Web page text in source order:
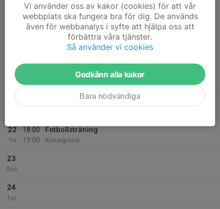
Sön
v.17
22
Tis
18:00
19:00
Fotbollsträning
Konstgräset
23
Ons
24
Tor
Vi använder oss av kakor (cookies) för att vår
webbplats ska fungera bra för dig. De används
även för webbanalys i syfte att hjälpa oss att
förbättra våra tjänster.
Så använder vi cookies
Godkänn alla kakor
Bara nödvändiga